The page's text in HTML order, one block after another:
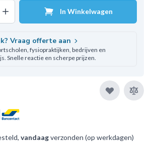
Increase quantityIn Winkelwagen
Vraag offerte aan
fysiopraktijken, bedrijven en
Snelle reactie en scherpe prijzen.
vandaagverzonden (op werkdagen)